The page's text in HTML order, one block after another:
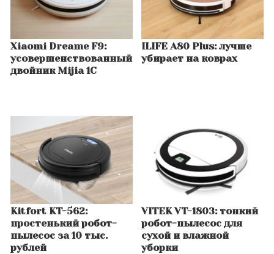
Xiaomi Dreame F9:
усовершенствованный
двойник Mijia 1C
ILIFE A80 Plus: лучше
убирает на коврах
Kitfort KT-562:
простенький робот-
пылесос за 10 тыс.
рублей
VITEK VT-1803: тонкий
робот-пылесос для
сухой и влажной
уборки